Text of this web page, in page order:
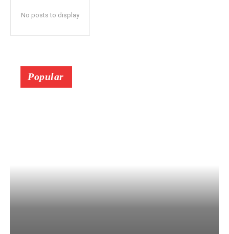
No posts to display
Popular